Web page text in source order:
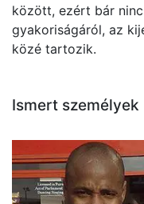
között, ezért bár
gyakoriságáról, az
közé tartozik.
Ismert